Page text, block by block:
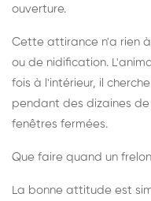
ouverture.
Cette attirance n'a rien
ou de nidification.
fois à l'intérieur, il
pendant des dizaines
fenêtres fermées.
Que faire quand un
La bonne attitude est